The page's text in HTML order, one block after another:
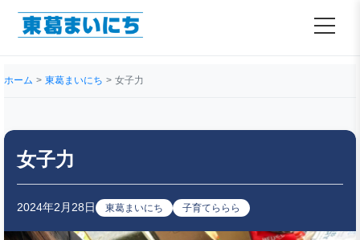
ホーム 東葛まいにち 女子力
女子力
2024年2月28日 東葛まいにち 子育てららら